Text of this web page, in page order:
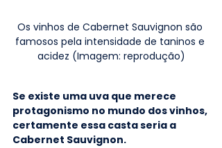
Os vinhos de Cabernet Sauvignon são
famosos pela intensidade de taninos e
acidez (Imagem: reprodução)
Se existe uma uva que merece
protagonismo no mundo dos vinhos,
certamente essa casta seria a
Cabernet Sauvignon.